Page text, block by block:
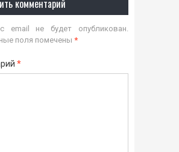
комментарий
email не будет опубликован.
поля помечены *
*